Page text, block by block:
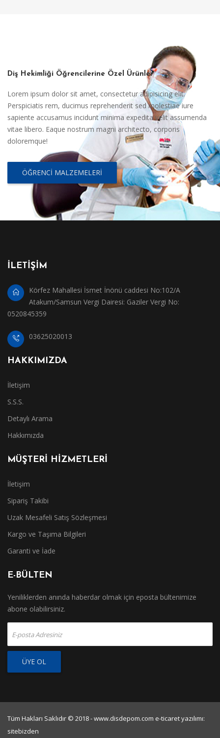
Diş Hekimliği Öğrencilerine Özel Ürünler
Lorem ipsum dolor sit amet, consectetur adipisicing elit.
Perspiciatis rem, ducimus reprehenderit sed molestiae iure
sapiente accusamus incidunt minima expedita velit assumenda
vitae libero. Eaque nostrum magni architecto, corporis
doloremque!
ÖĞRENCI MALZEMELERI
İLETİŞİM
Körfez Mahallesi İsmet İnönü caddesi No:102/A
Atakum/Samsun Vergi Dairesi: Gaziler Vergi No:
0520845359
03625020013
HAKKIMIZDA
İletişim
S.S.S.
Detaylı Arama
Hakkımızda
MÜŞTERİ HİZMETLERİ
İletişim
Sipariş Takibi
Uzak Mesafeli Satış Sözleşmesi
Kargo ve Taşıma Bilgileri
Garanti ve İade
E-BÜLTEN
Yeniliklerden anında haberdar olmak için eposta bültenimize
abone olabilirsiniz.
ÜYE OL
Tüm Hakları Saklıdır © 2018 - www.disdepom.com e-ticaret yazılımı:
sitebizden